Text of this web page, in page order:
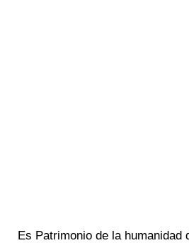
Es Patrimonio de la humanidad